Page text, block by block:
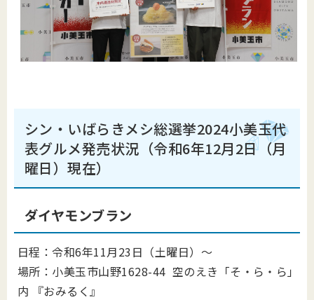
シン・いばらきメシ総選挙2024小美玉代
表グルメ発売状況（令和6年12月2日（月
曜日）現在）
ダイヤモンブラン
日程：令和6年11月23日（土曜日）～
場所：小美玉市山野1628-44 空のえき「そ・ら・ら」
内 『おみるく』